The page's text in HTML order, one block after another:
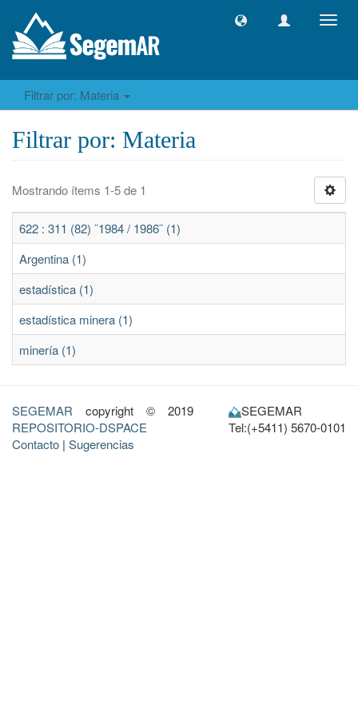
Filtrar por: Materia
Filtrar por: Materia
Mostrando ítems 1-5 de 1
622 : 311 (82) ¨1984 / 1986¨ (1)
Argentina (1)
estadística (1)
estadística minera (1)
minería (1)
SEGEMAR copyright © 2019
REPOSITORIO-DSPACE
Contacto | Sugerencias
SEGEMAR
Tel:(+5411) 5670-0101